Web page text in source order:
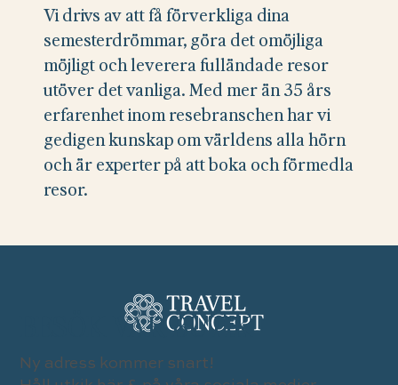
Vi drivs av att få förverkliga dina
semesterdrömmar, göra det omöjliga
möjligt och leverera fulländade resor
utöver det vanliga. Med mer än 35 års
erfarenhet inom resebranschen har vi
gedigen kunskap om världens alla hörn
och är experter på att boka och förmedla
resor.
BESÖK VÅR BUTIK
Ny adress kommer snart!